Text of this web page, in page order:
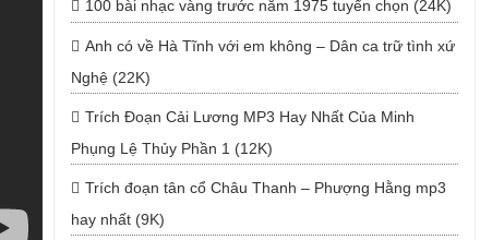
100 bài nhạc vàng trước năm 1975 tuyển chọn (24K)
Anh có về Hà Tĩnh với em không – Dân ca trữ tình xứ
Nghệ (22K)
Trích Đoạn Cải Lương MP3 Hay Nhất Của Minh
Phụng Lệ Thủy Phần 1 (12K)
Trích đoạn tân cổ Châu Thanh – Phượng Hằng mp3
hay nhất (9K)